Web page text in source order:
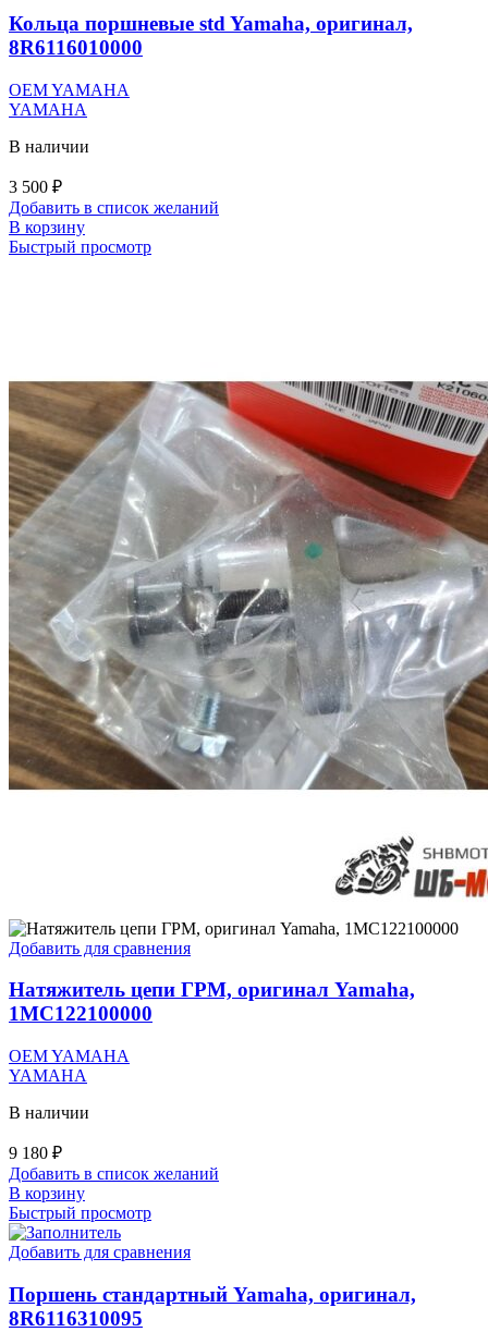
Кольца поршневые std Yamaha, оригинал,
8R6116010000
OEM YAMAHA
YAMAHA
В наличии
3 500 ₽
Добавить в список желаний
В корзину
Быстрый просмотр
Добавить для сравнения
Натяжитель цепи ГРМ, оригинал Yamaha,
1MC122100000
OEM YAMAHA
YAMAHA
В наличии
9 180 ₽
Добавить в список желаний
В корзину
Быстрый просмотр
Добавить для сравнения
Поршень стандартный Yamaha, оригинал,
8R6116310095